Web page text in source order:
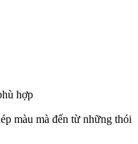
hợp
màu mà đến từ những thói